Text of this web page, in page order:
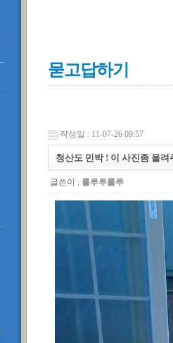
묻고답하기
작성일 : 11-07-26 09:57
청산도 민박 ! 이 사진좀 올려
글쓴이 : 룰루루룰루